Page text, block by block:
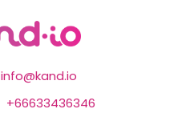
info@kand.io
+66633436346